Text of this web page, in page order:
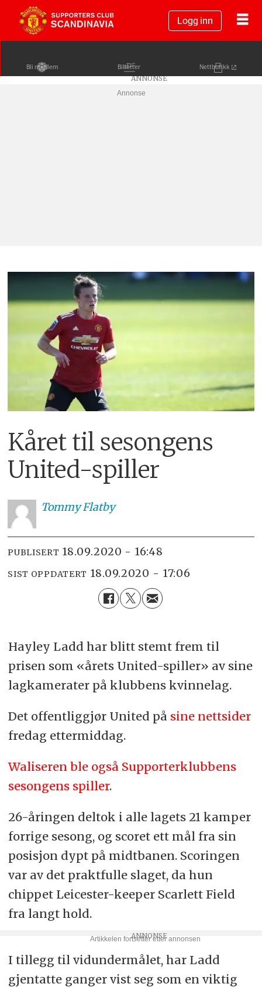
Logg inn
Bli medlem Billetter Nettbutikk
Annonse
Kåret til sesongens
United-spiller
Tommy Flatby
PUBLISERT 18.09.2020 - 16:48
SIST OPPDATERT 18.09.2020 - 17:06
Hayley Ladd har blitt stemt frem til
prisen som «årets United-spiller» av sine
lagkamerater på klubbens kvinnelag.
Det offentliggjør United på sine nettsider
fredag ettermiddag.
Waliseren ble også Supporterklubbens
sesongens spiller.
26-åringen deltok i alle lagets 21 kamper
forrige sesong, og scoret ett mål fra sin
posisjon dypt på midtbanen. Scoringen
var av det praktfulle slaget, da hun
chippet Leicester-keeper Scarlett Field
fra langt hold.
I tillegg til vidundermålet, har Ladd
gjentatte ganger vist seg som en viktig